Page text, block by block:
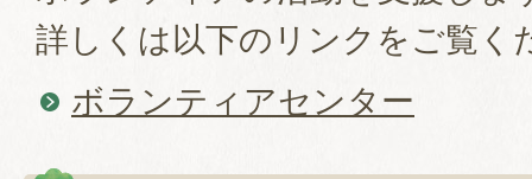
詳しくは以下のリンクをご覧く
ボランティアセンター